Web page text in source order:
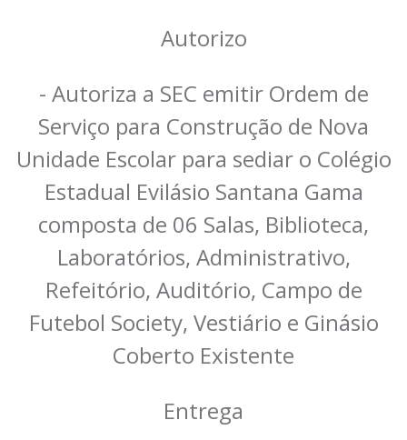
Autorizo
- Autoriza a SEC emitir Ordem de
Serviço para Construção de Nova
Unidade Escolar para sediar o Colégio
Estadual Evilásio Santana Gama
composta de 06 Salas, Biblioteca,
Laboratórios, Administrativo,
Refeitório, Auditório, Campo de
Futebol Society, Vestiário e Ginásio
Coberto Existente
Entrega